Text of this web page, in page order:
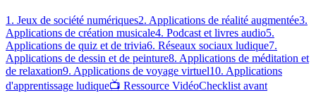
1. Jeux de société numériques2. Applications de réalité augmentée3.
Applications de création musicale4. Podcast et livres audio5.
Applications de quiz et de trivia6. Réseaux sociaux ludique7.
Applications de dessin et de peinture8. Applications de méditation et
de relaxation9. Applications de voyage virtuel10. Applications
d'apprentissage ludique📺 Ressource VidéoChecklist avant